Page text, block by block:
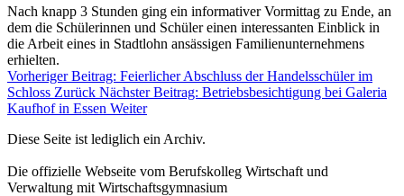
Nach knapp 3 Stunden ging ein informativer Vormittag zu Ende, an
dem die Schülerinnen und Schüler einen interessanten Einblick in
die Arbeit eines in Stadtlohn ansässigen Familienunternehmens
erhielten.
Vorheriger Beitrag: Feierlicher Abschluss der Handelsschüler im
Schloss Zurück Nächster Beitrag: Betriebsbesichtigung bei Galeria
Kaufhof in Essen Weiter
Diese Seite ist lediglich ein Archiv.
Die offizielle Webseite vom Berufskolleg Wirtschaft und
Verwaltung mit Wirtschaftsgymnasium